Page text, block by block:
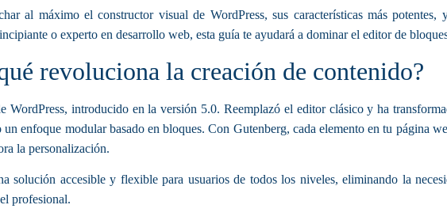
al máximo el constructor visual de WordPress, sus características más
o experto en desarrollo web, esta guía te ayudará a dominar el editor de
revoluciona la creación de contenido?
WordPress, introducido en la versión 5.0. Reemplazó el editor clásico y ha
enfoque modular basado en bloques. Con Gutenberg, cada elemento en tu página
la personalización.
solución accesible y flexible para usuarios de todos los niveles, eliminando la
profesional.